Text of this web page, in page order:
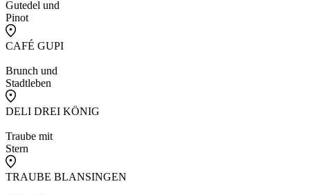
Gutedel und
Pinot
CAFÉ GUPI
Brunch und
Stadtleben
DELI DREI KÖNIG
Traube mit
Stern
TRAUBE BLANSINGEN